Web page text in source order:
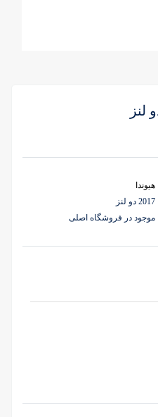
هیوندا
2017 دو لنز
موجود در فروشگاه اصلی